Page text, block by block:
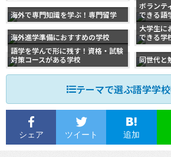
海外で専門知識を学ぶ！専門留学
ボランテ
できる語
海外進学準備におすすめの学校
大学生に
できる学
語学を学んで形に残す！資格・試験
対策コースがある学校
同世代と
テーマで選ぶ語学学
シェア ツイート 追加